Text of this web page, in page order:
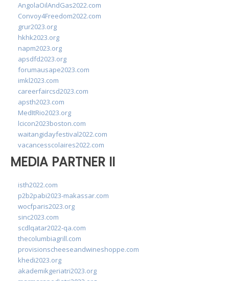
AngolaOilAndGas2022.com
Convoy4Freedom2022.com
grur2023.org
hkhk2023.org
napm2023.org
apsdfd2023.org
forumausape2023.com
imkl2023.com
careerfaircsd2023.com
apsth2023.com
MedItRio2023.org
lcicon2023boston.com
waitangidayfestival2022.com
vacancesscolaires2022.com
MEDIA PARTNER II
isth2022.com
p2b2pabi2023-makassar.com
wocfparis2023.org
sinc2023.com
scdlqatar2022-qa.com
thecolumbiagrill.com
provisionscheeseandwineshoppe.com
khedi2023.org
akademikgeriatri2023.org